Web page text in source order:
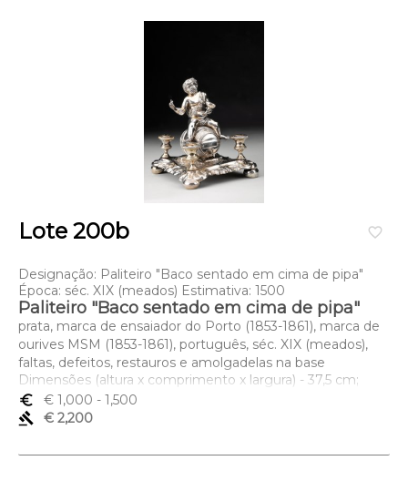
favorite_border
Lote 200b
Designação: Paliteiro "Baco sentado em cima de pipa"
Época: séc. XIX (meados) Estimativa: 1500
Paliteiro "Baco sentado em cima de pipa"
prata, marca de ensaiador do Porto (1853-1861), marca de
ourives MSM (1853-1861), português, séc. XIX (meados),
faltas, defeitos, restauros e amolgadelas na base
Dimensões (altura x comprimento x largura) - 37,5 cm;
Peso - 525 grs.
euro_symbol € 1,000 - 1,500
gavel
€ 2,200